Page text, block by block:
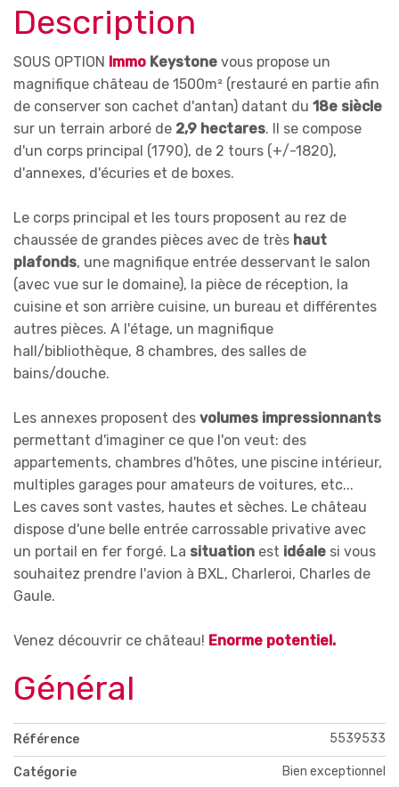
Description
SOUS OPTION Immo Keystone vous propose un
magnifique château de 1500m² (restauré en partie afin
de conserver son cachet d'antan) datant du 18e siècle
sur un terrain arboré de 2,9 hectares. Il se compose
d'un corps principal (1790), de 2 tours (+/-1820),
d'annexes, d'écuries et de boxes.
Le corps principal et les tours proposent au rez de
chaussée de grandes pièces avec de très haut
plafonds, une magnifique entrée desservant le salon
(avec vue sur le domaine), la pièce de réception, la
cuisine et son arrière cuisine, un bureau et différentes
autres pièces. A l'étage, un magnifique
hall/bibliothèque, 8 chambres, des salles de
bains/douche.
Les annexes proposent des volumes impressionnants
permettant d'imaginer ce que l'on veut: des
appartements, chambres d'hôtes, une piscine intérieur,
multiples garages pour amateurs de voitures, etc...
Les caves sont vastes, hautes et sèches. Le château
dispose d'une belle entrée carrossable privative avec
un portail en fer forgé. La situation est idéale si vous
souhaitez prendre l'avion à BXL, Charleroi, Charles de
Gaule.
Venez découvrir ce château! Enorme potentiel.
Général
Référence 5539533
Catégorie Bien exceptionnel